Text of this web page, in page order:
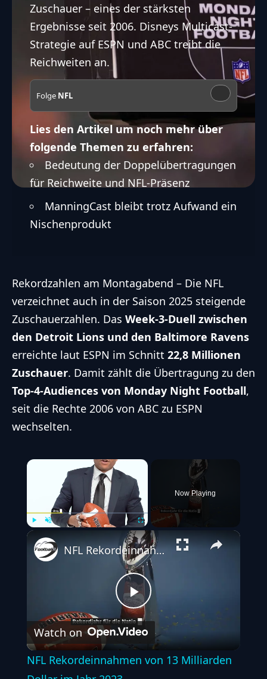
Zuschauer – eines der stärksten
Ergebnisse seit 2006. Disneys Multicast-
Strategie auf ESPN und ABC treibt die
Reichweiten an.
Folge NFL
Lies den Artikel um noch mehr über
folgende Themen zu erfahren:
Bedeutung der Doppelübertragungen
für Reichweite und NFL-Präsenz
ManningCast bleibt trotz Aufwand ein
Nischenprodukt
Rekordzahlen am Montagabend – Die NFL
verzeichnet auch in der Saison 2025 steigende
Zuschauerzahlen. Das Week-3-Duell zwischen
den Detroit Lions und den Baltimore Ravens
erreichte laut ESPN im Schnitt 22,8 Millionen
Zuschauer. Damit zählt die Übertragung zu den
Top-4-Audiences von Monday Night Football,
seit die Rechte 2006 von ABC zu ESPN
wechselten.
×
Fullscreen
Now Playing
Play
Video
NFL Rekordeinnahmen von 13 Milliarden Dollar im Jahr 2023
Watch on
NFL Rekordeinnahmen von 13 Milliarden